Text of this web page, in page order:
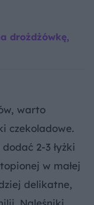
drożdżówkę,
warto
czekoladowe.
2-3 łyżki
w małej
delikatne,